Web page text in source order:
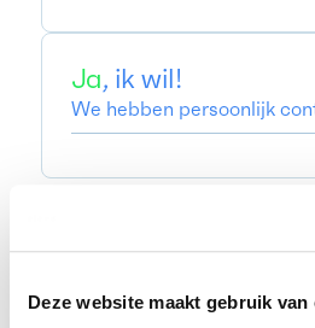
Deze website maakt gebruik van
Ja, ik wil!
We hebben persoonlijk